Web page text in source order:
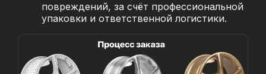
повреждений, за счёт профессиональной
упаковки и ответственной логистики.